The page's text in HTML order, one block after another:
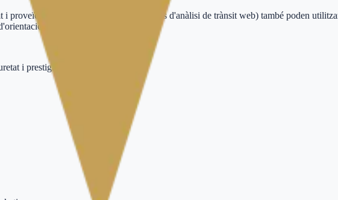
proveïdors de serveis externs com serveis d'anàlisi de trànsit web) també poden
i prestigi.